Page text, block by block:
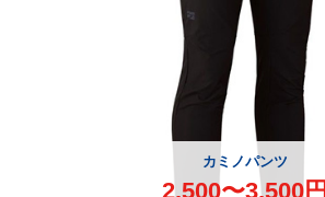
カミノパンツ
2,500〜3,500円